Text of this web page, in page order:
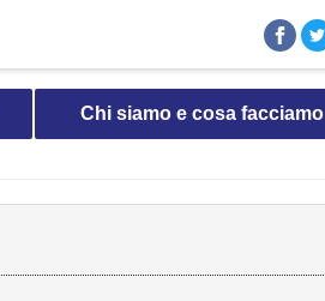
Chi siamo e cosa facciamo